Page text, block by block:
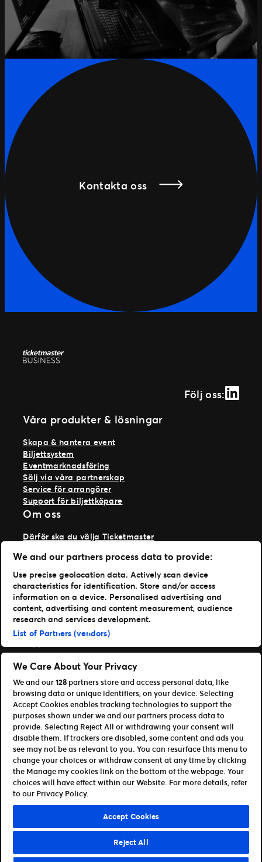
Kontakta oss
Följ oss:
Våra produkter & lösningar
Skapa & hantera event
Biljettsystem
Eventmarknadsföring
Sälj via våra partnerskap
Service för arrangörer
Support för biljettköpare
Om oss
Därför ska du välja Ticketmaster
Vi på Ticketmaster
Vår historia
Jobba hos oss
Materialspecifikationer
Läs mer
Nyheter
Logga in på TM1
Content Hub
Våra appar
Ticketmaster
TM1 Reports
Partnerskap & Affiliates
Bli affiliate / partner
För utvecklare (API och SDK)
Privacy Policy Cookie Policy
Manage my cookies and ad choices
We and our partners process data to provide:
Use precise geolocation data. Actively scan device
characteristics for identification. Store and/or access
information on a device. Personalised advertising and
content, advertising and content measurement, audience
research and services development.
List of Partners (vendors)
We Care About Your Privacy
We and our128 partners store and access personal data, like
browsing data or unique identifiers, on your device. Selecting
Accept Cookies enables tracking technologies to support the
purposes shown under we and our partners process data to
provide. Selecting Reject All or withdrawing your consent will
disable them. If trackers are disabled, some content and ads you
see may not be as relevant to you. You can resurface this menu to
change your choices or withdraw consent at any time by clicking
the Manage my cookies link on the bottom of the webpage. Your
choices will have effect within our Website. For more details, refer
to our Privacy Policy.
Accept Cookies
Reject All